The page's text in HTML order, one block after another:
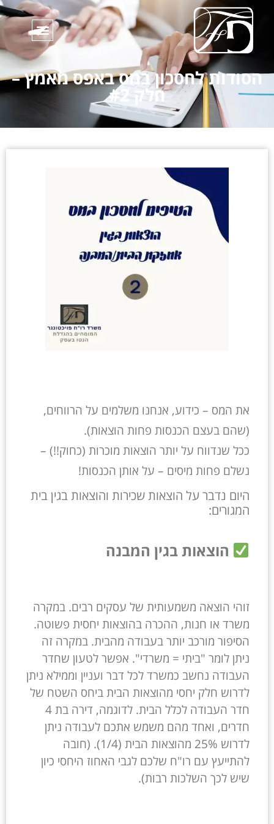
הסודות לחסכון במס באפס מאמץ –
חלק #2
את המס – כידוע, אנחנו משלמים על הרווחים,
(שהם בעצם הכנסות פחות הוצאות).
ככל שנדווח על יותר הוצאות מוכרות (כחוק!!) –
נשלם פחות מיסים – על אותן הכנסות!
היום נדבר על הוצאות שכירות והוצאות בגין בית
המגורים:
הוצאות בגין המבנה
זוהי הוצאה משמעותית של עסקים רבים. במקרה
משרד או חנות, ההכרה בהוצאות יחסית פשוטה.
הסיפור מורכב יותר בעבודה מהבית. במקרה זה
ניתן לומר "ביתי = משרדי". אפשר לטעון שחדר
העבודה נחשב כמשרד לכל דבר ועניין וממילא ניתן
לדרוש חלק יחסי מהוצאות הבית ביחס השטח של
חדר העבודה לכלל הבית. לדוגמה, דירה בת 4
חדרים, ואחד מהם משמש אתכם לעבודה ניתן
לדרוש 25% מהוצאות הבית (1/4). (חובה
להתייעץ עם רו"ח שלכם לגבי האחוז היחסי כיון
שיש לכך השלכות רבות).